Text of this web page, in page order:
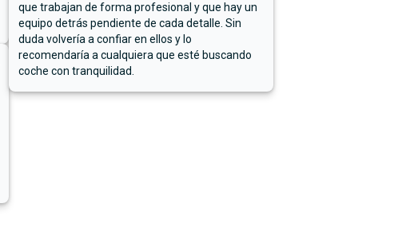
que trabajan de forma profesional y que hay un
equipo detrás pendiente de cada detalle. Sin
duda volvería a confiar en ellos y lo
recomendaría a cualquiera que esté buscando
coche con tranquilidad.